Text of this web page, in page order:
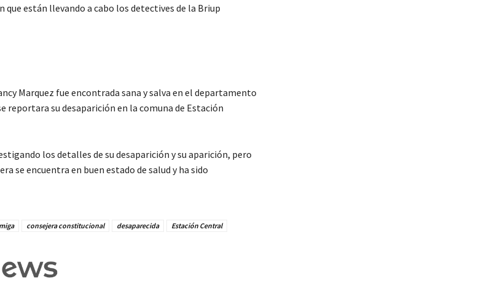
están llevando a cabo los detectives de la Briup
Marquez fue encontrada sana y salva en el departamento
reportara su desaparición en la comuna de Estación
los detalles de su desaparición y su aparición, pero
se encuentra en buen estado de salud y ha sido
consejera constitucional desaparecida Estación Central